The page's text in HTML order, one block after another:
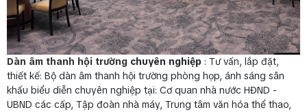
Dàn âm thanh hội trường chuyên nghiệp : Tư vấn, lắp đặt,
thiết kế: Bộ dàn âm thanh hội trường phòng họp, ánh sáng sân
khấu biểu diễn chuyên nghiệp tại: Cơ quan nhà nước HĐND -
UBND các cấp, Tập đoàn nhà máy, Trung tâm văn hóa thể thao,